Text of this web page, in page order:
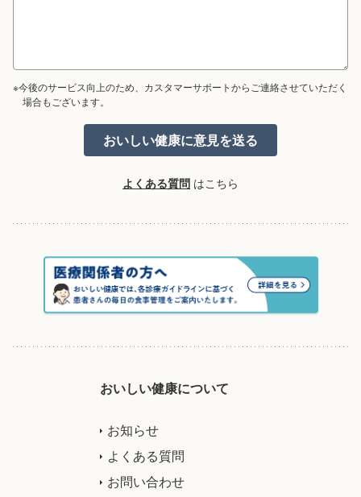
※今後のサービス向上のため、カスタマーサポートからご連絡させていただく
場合もございます。
よくある質問 はこちら
おいしい健康について
お知らせ
よくある質問
お問い合わせ